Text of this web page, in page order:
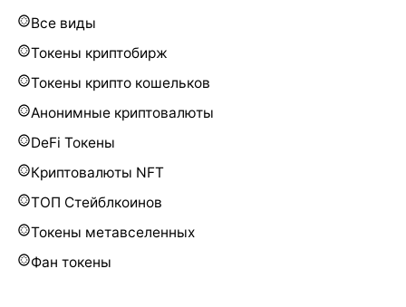
Все виды
Токены криптобирж
Токены крипто кошельков
Анонимные криптовалюты
DeFi Токены
Криптовалюты NFT
ТОП Стейблкоинов
Токены метавселенных
Фан токены